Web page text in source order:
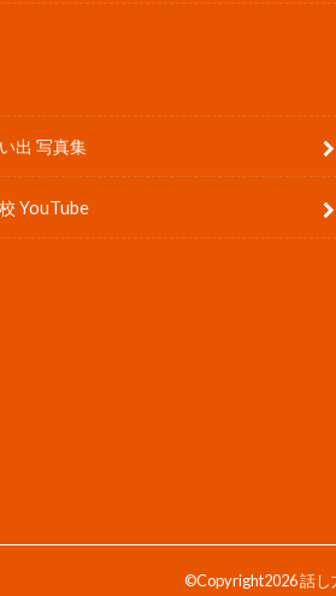
出 写真集
YouTube
©Copyright2026話し